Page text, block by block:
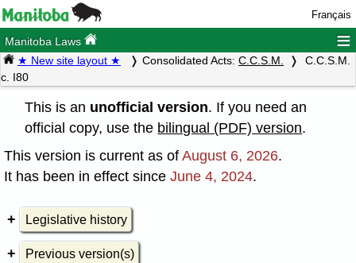
Français
Manitoba Laws ≡
★ New site layout ★ Consolidated Acts: C.C.S.M.
C.C.S.M.
c. I80
This is an unofficial version. If you need an
official copy, use the bilingual (PDF) version.
This version is current as of August 6, 2026.
It has been in effect since June 4, 2024.
Legislative history
Previous version(s)